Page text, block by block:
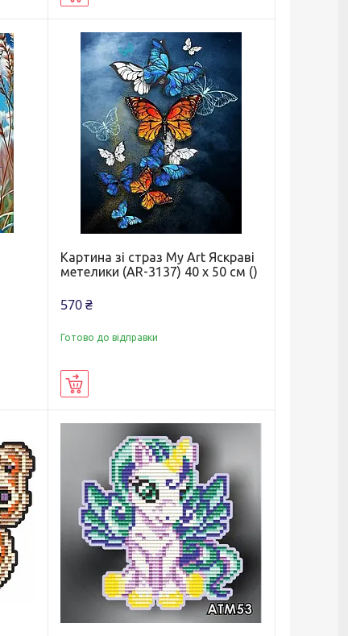
Картина зі страз My Art Яскраві
метелики (AR-3137) 40 х 50 см ()
570 ₴
Готово до відправки